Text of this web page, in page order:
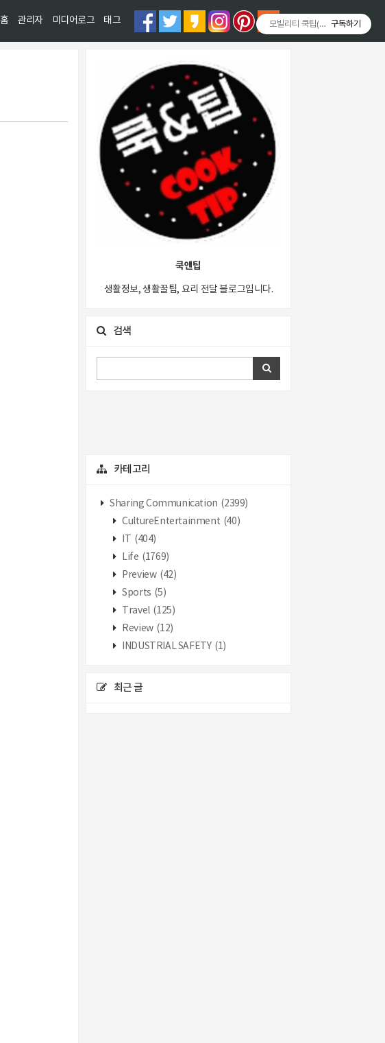
홈 관리자 미디어로그 태그
쿡앤팁
생활정보, 생활꿀팁, 요리 전달 블로그입니다.
검색
카테고리
Sharing Communication (2399)
CultureEntertainment (40)
(404)
Life (1769)
Preview (42)
Sports (5)
Travel (125)
Review (12)
INDUSTRIAL SAFETY (1)
최근 글
티스토리툴바
모빌리티 쿡팁(Mobility
구독하기